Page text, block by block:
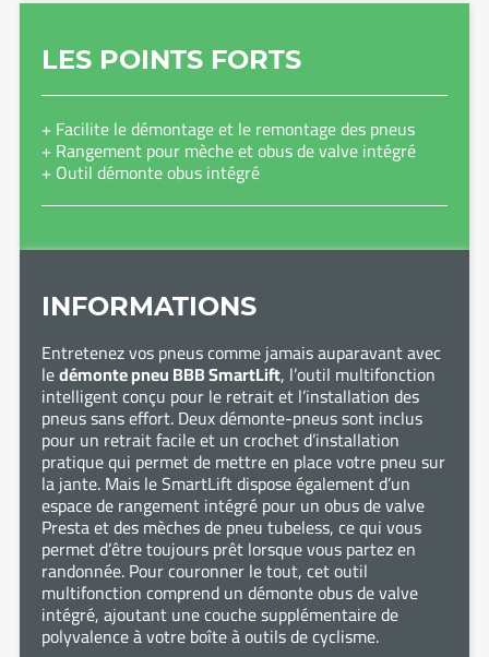
LES POINTS FORTS
+ Facilite le démontage et le remontage des pneus
+ Rangement pour mèche et obus de valve intégré
+ Outil démonte obus intégré
INFORMATIONS
Entretenez vos pneus comme jamais auparavant avec
ledémonte pneu BBB SmartLift, l’outil multifonction
intelligent conçu pour le retrait et l’installation des
pneus sans effort. Deux démonte-pneus sont inclus
pour un retrait facile et un crochet d’installation
pratique qui permet de mettre en place votre pneu sur
la jante. Mais le SmartLift dispose également d’un
espace de rangement intégré pour un obus de valve
Presta et des mèches de pneu tubeless, ce qui vous
permet d’être toujours prêt lorsque vous partez en
randonnée. Pour couronner le tout, cet outil
multifonction comprend un démonte obus de valve
intégré, ajoutant une couche supplémentaire de
polyvalence à votre boîte à outils de cyclisme.